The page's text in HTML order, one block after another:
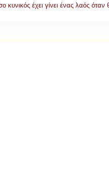
κυνικός έχει γίνει ένας λαός